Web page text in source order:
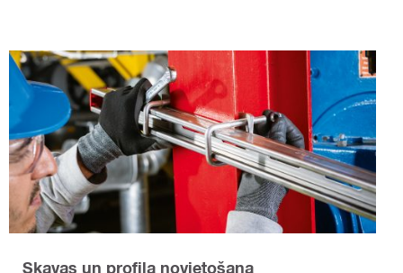
Skavas un profila novietošana